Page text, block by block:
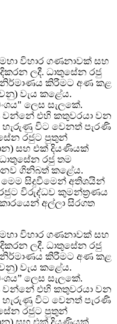
විහාර ගණනාවක් සහ
ලදී. ධාතුසේන රජු
නිර්මාණය කිරීමට අණ කළ
වැය කළේය.
ලෙස සැලකේ.
වන්නේ එහි කතුවරයා වන
හැරුණු විට වෙනත් පැරණි
රජුට පුතුන්
සහ එක් දියණියක්
රජු තම
ගිනිබත් කළේය.
මෙම සිදුවීමෙන් අතිශයින්
විරුද්ධව කුමන්ත්‍රණය
අල්ලා සිරගත
විහාර ගණනාවක් සහ
ලදී. ධාතුසේන රජු
නිර්මාණය කිරීමට අණ කළ
වැය කළේය.
ලෙස සැලකේ.
වන්නේ එහි කතුවරයා වන
හැරුණු විට වෙනත් පැරණි
රජුට පුතුන්
සහ එක් දියණියක්